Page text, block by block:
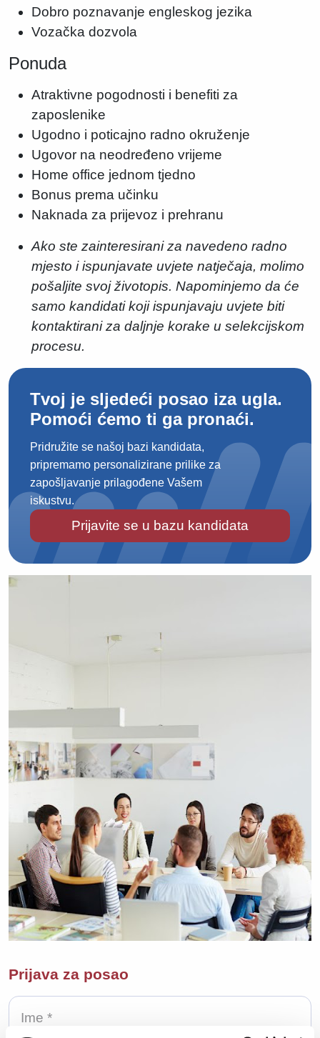
Dobro poznavanje engleskog jezika
Vozačka dozvola
Ponuda
Atraktivne pogodnosti i benefiti za
zaposlenike
Ugodno i poticajno radno okruženje
Ugovor na neodređeno vrijeme
Home office jednom tjedno
Bonus prema učinku
Naknada za prijevoz i prehranu
Ako ste zainteresirani za navedeno radno
mjesto i ispunjavate uvjete natječaja, molimo
pošaljite svoj životopis. Napominjemo da će
samo kandidati koji ispunjavaju uvjete biti
kontaktirani za daljnje korake u selekcijskom
procesu.
Tvoj je sljedeći posao iza ugla.
Pomoći ćemo ti ga pronaći.
Pridružite se našoj bazi kandidata,
pripremamo personalizirane prilike za
zapošljavanje prilagođene Vašem
iskustvu.
Prijavite se u bazu kandidata
Prijava za posao